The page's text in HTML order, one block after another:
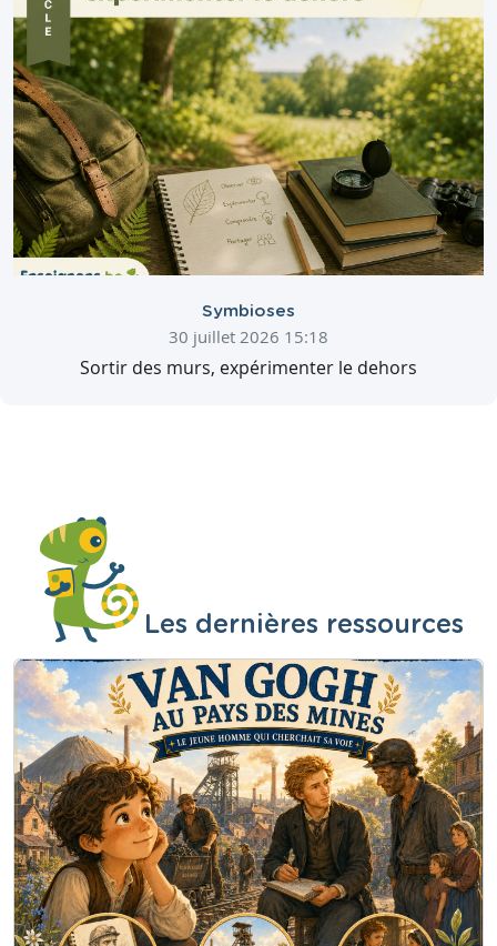
Symbioses
30 juillet 2026 15:18
Sortir des murs, expérimenter le dehors
Les dernières ressources